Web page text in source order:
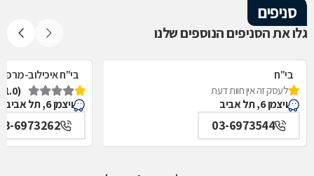
סניפים
גלו את הסניפים הנוספים שלנו
בי"ח
איכילוב-אף,אוזן,גרון,ניתוחי-ראש,צוואר,פה,לסתות-מערך,
תל אביב
לעסק זה אין חוות דעת
ויצמן 6, תל אביב
03-6973544
בי"ח איכילוב-
תל אביב
(1.0)
ויצמן 6, תל אביב
6973262